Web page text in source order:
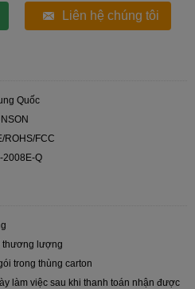
Liên hệ chúng tôi
Quốc
ROHS/FCC
2008E-Q
thương lượng
trong thùng carton
làm việc sau khi thanh toán nhận được